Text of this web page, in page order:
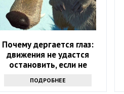
Почему дергается глаз:
движения не удастся
остановить, если не
ПОДРОБНЕЕ